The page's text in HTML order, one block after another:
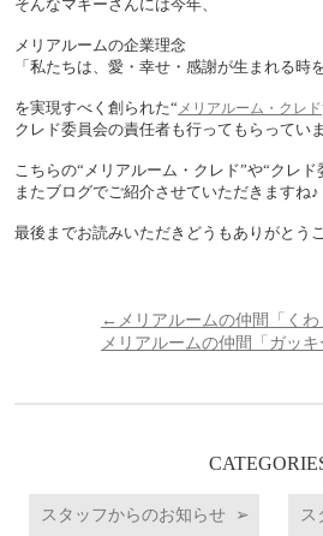
そんなマギーさんには今年、
メリアルームの企業理念
「私たちは、愛・幸せ・感謝が生まれる時
を実現すべく創られた“ メリアルーム・クレド
クレド委員会の責任者も行ってもらっていま
こちらの“メリアルーム・クレド”や“クレ
またブログでご紹介させていただきますね♪
最後までお読みいただきどうもありがとう
←メリアルームの仲間「くわ
メリアルームの仲間「ガッ
スタッフからのお知らせ ス